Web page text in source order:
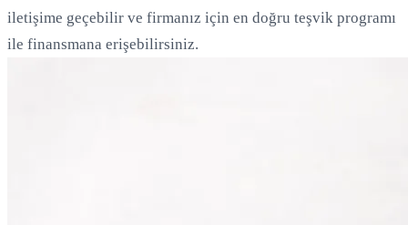
iletişime geçebilir ve firmanız için en doğru teşvik programı
ile finansmana erişebilirsiniz.